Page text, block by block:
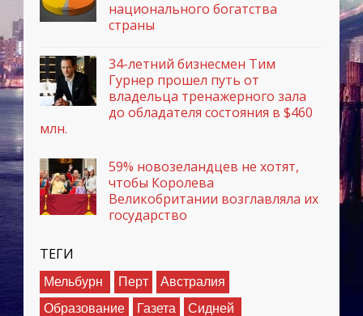
национального богатства
страны
34-летний бизнесмен Тим
Гурнер прошел путь от
владельца тренажерного зала
до обладателя состояния в $460
млн.
59% новозеландцев не хотят,
чтобы Королева
Великобритании возглавляла их
государство
ТЕГИ
Мельбурн Перт
Австралия
Образование
Газета
Сидней